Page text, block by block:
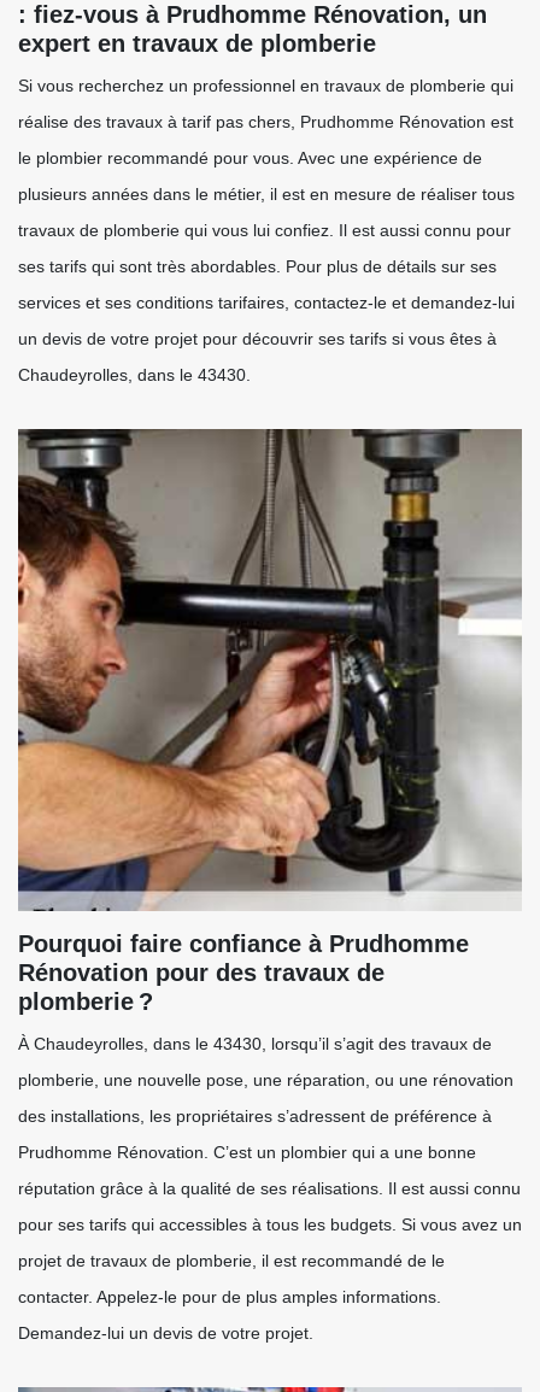
: fiez-vous à Prudhomme Rénovation, un
expert en travaux de plomberie
Si vous recherchez un professionnel en travaux de plomberie qui
réalise des travaux à tarif pas chers, Prudhomme Rénovation est
le plombier recommandé pour vous. Avec une expérience de
plusieurs années dans le métier, il est en mesure de réaliser tous
travaux de plomberie qui vous lui confiez. Il est aussi connu pour
ses tarifs qui sont très abordables. Pour plus de détails sur ses
services et ses conditions tarifaires, contactez-le et demandez-lui
un devis de votre projet pour découvrir ses tarifs si vous êtes à
Chaudeyrolles, dans le 43430.
Pourquoi faire confiance à Prudhomme
Rénovation pour des travaux de
plomberie ?
À Chaudeyrolles, dans le 43430, lorsqu’il s’agit des travaux de
plomberie, une nouvelle pose, une réparation, ou une rénovation
des installations, les propriétaires s’adressent de préférence à
Prudhomme Rénovation. C’est un plombier qui a une bonne
réputation grâce à la qualité de ses réalisations. Il est aussi connu
pour ses tarifs qui accessibles à tous les budgets. Si vous avez un
projet de travaux de plomberie, il est recommandé de le
contacter. Appelez-le pour de plus amples informations.
Demandez-lui un devis de votre projet.